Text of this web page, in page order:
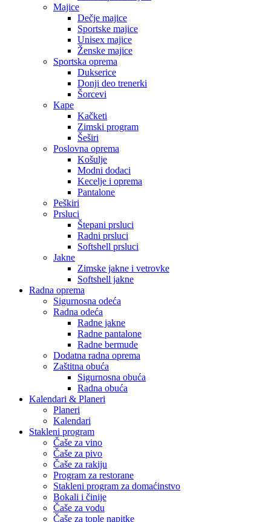
Majice
Dečje majice
Sportske majice
Unisex majice
Ženske majice
Sportska oprema
Dukserice
Donji deo trenerki
Šorcevi
Kape
Kačketi
Zimski program
Šeširi
Poslovna oprema
Košulje
Modni dodaci
Kecelje i oprema
Pantalone
Peškiri
Prsluci
Štepani prsluci
Radni prsluci
Softshell prsluci
Jakne
Zimske jakne i vetrovke
Softshell jakne
Radna oprema
Sigurnosna odeća
Radna odeća
Radne jakne
Radne pantalone
Radne bermude
Dodatna radna oprema
Zaštitna obuća
Sigurnosna obuća
Radna obuća
Kalendari & Planeri
Planeri
Kalendari
Stakleni program
Čaše za vino
Čaše za pivo
Čaše za rakiju
Program za restorane
Stakleni program za domaćinstvo
Bokali i činije
Čaše za vodu
Čaše za tople napitke